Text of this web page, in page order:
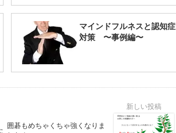
マインドフルネスと認知症
対策 〜事例編〜
囲碁もめちゃくちゃ強くなりま